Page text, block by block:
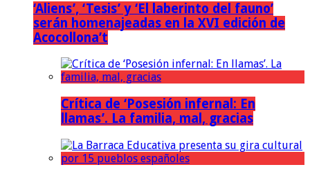
‘Aliens’, ‘Tesis’ y ‘El laberinto del fauno’
serán homenajeadas en la XVI edición de
Acocollona’t
Crítica de ‘Posesión infernal: En
llamas’. La familia, mal, gracias